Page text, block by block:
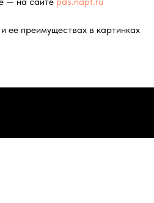
ее преимуществах в картинках